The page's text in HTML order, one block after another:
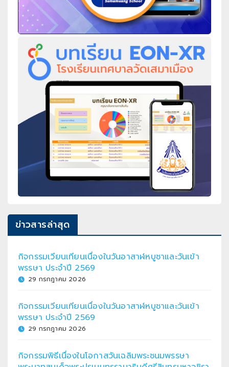
ข่าวสารล่าสุด
กิจกรรมเวียนเทียนเนื่องในวันอาสาฬหบูชาและวันเข้า
พรรษา ประจำปี 2569
29 กรกฎาคม 2026
กิจกรรมเวียนเทียนเนื่องในวันอาสาฬหบูชาและวันเข้า
พรรษา ประจำปี 2569
29 กรกฎาคม 2026
กิจกรรมพิธีเนื่องในโอกาสวันเฉลิมพระชนมพรรษา